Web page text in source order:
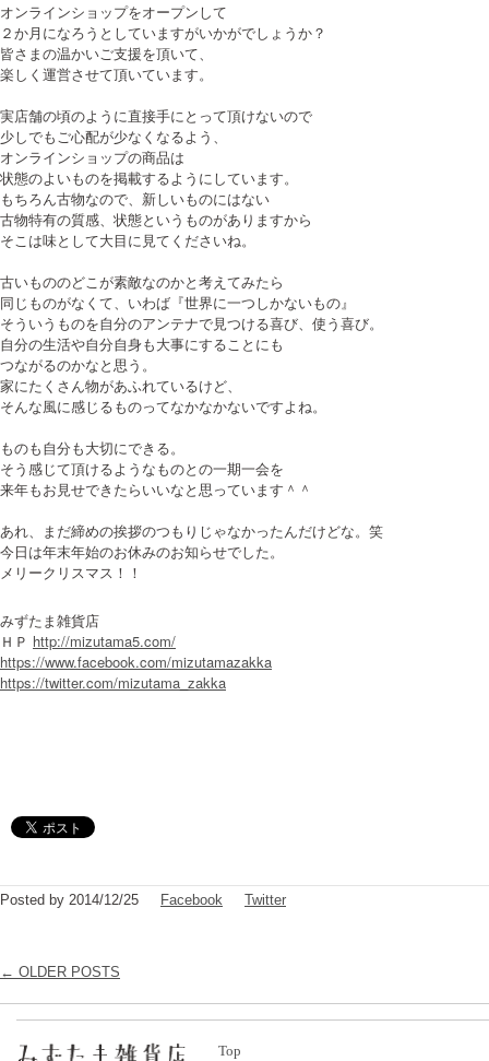
オンラインショップをオープンして
２か月になろうとしていますがいかがでしょうか？
皆さまの温かいご支援を頂いて、
楽しく運営させて頂いています。
実店舗の頃のように直接手にとって頂けないので
少しでもご心配が少なくなるよう、
オンラインショップの商品は
状態のよいものを掲載するようにしています。
もちろん古物なので、新しいものにはない
古物特有の質感、状態というものがありますから
そこは味として大目に見てくださいね。
古いもののどこが素敵なのかと考えてみたら
同じものがなくて、いわば『世界に一つしかないもの』
そういうものを自分のアンテナで見つける喜び、使う喜び。
自分の生活や自分自身も大事にすることにも
つながるのかなと思う。
家にたくさん物があふれているけど、
そんな風に感じるものってなかなかないですよね。
ものも自分も大切にできる。
そう感じて頂けるようなものとの一期一会を
来年もお見せできたらいいなと思っています＾＾
あれ、まだ締めの挨拶のつもりじゃなかったんだけどな。笑
今日は年末年始のお休みのお知らせでした。
メリークリスマス！！
みずたま雑貨店
ＨＰ http://mizutama5.com/
https://www.facebook.com/mizutamazakka
https://twitter.com/mizutama_zakka
Posted by 2014/12/25 Facebook Twitter
← OLDER POSTS
Top